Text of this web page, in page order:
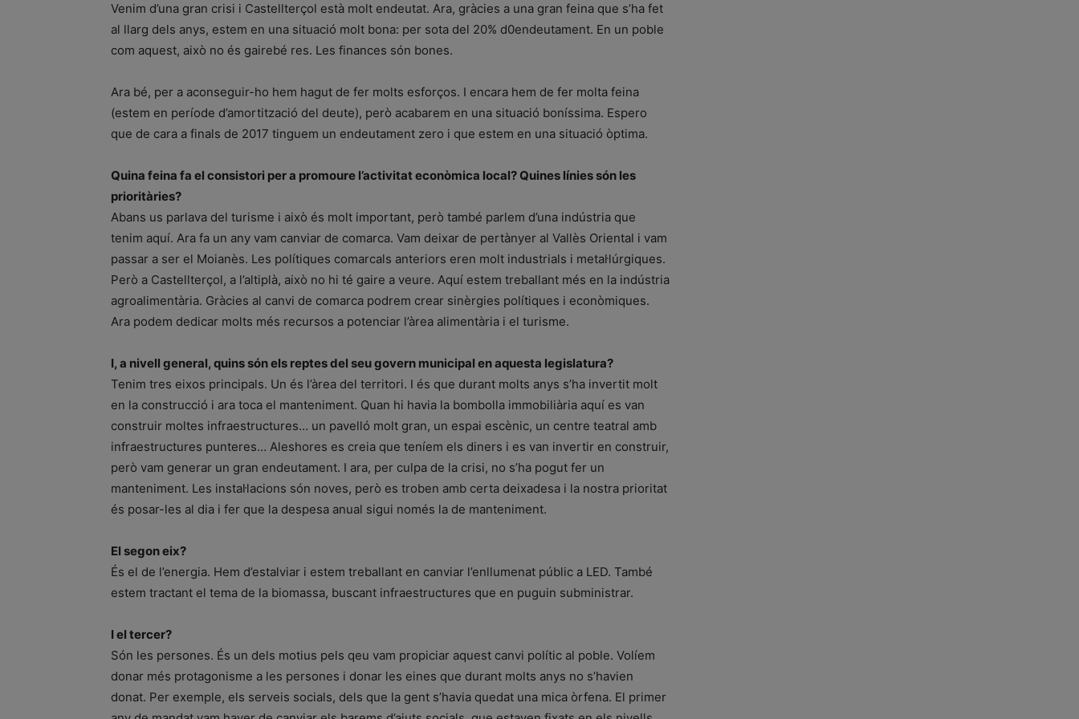
Venim d’una gran crisi i Castellterçol està molt endeutat. Ara, gràcies a una gran feina que s’ha fet
al llarg dels anys, estem en una situació molt bona: per sota del 20% d0endeutament. En un poble
com aquest, això no és gairebé res. Les finances són bones.
Ara bé, per a aconseguir-ho hem hagut de fer molts esforços. I encara hem de fer molta feina
(estem en període d’amortització del deute), però acabarem en una situació boníssima. Espero
que de cara a finals de 2017 tinguem un endeutament zero i que estem en una situació òptima.
Quina feina fa el consistori per a promoure l’activitat econòmica local? Quines línies són les
prioritàries?
Abans us parlava del turisme i això és molt important, però també parlem d’una indústria que
tenim aquí. Ara fa un any vam canviar de comarca. Vam deixar de pertànyer al Vallès Oriental i vam
passar a ser el Moianès. Les polítiques comarcals anteriors eren molt industrials i metal·lúrgiques.
Però a Castellterçol, a l’altiplà, això no hi té gaire a veure. Aquí estem treballant més en la indústria
agroalimentària. Gràcies al canvi de comarca podrem crear sinèrgies polítiques i econòmiques.
Ara podem dedicar molts més recursos a potenciar l’àrea alimentària i el turisme.
I, a nivell general, quins són els reptes del seu govern municipal en aquesta legislatura?
Tenim tres eixos principals. Un és l’àrea del territori. I és que durant molts anys s’ha invertit molt
en la construcció i ara toca el manteniment. Quan hi havia la bombolla immobiliària aquí es van
construir moltes infraestructures… un pavelló molt gran, un espai escènic, un centre teatral amb
infraestructures punteres… Aleshores es creia que teníem els diners i es van invertir en construir,
però vam generar un gran endeutament. I ara, per culpa de la crisi, no s’ha pogut fer un
manteniment. Les instal·lacions són noves, però es troben amb certa deixadesa i la nostra prioritat
és posar-les al dia i fer que la despesa anual sigui només la de manteniment.
El segon eix?
És el de l’energia. Hem d’estalviar i estem treballant en canviar l’enllumenat públic a LED. També
estem tractant el tema de la biomassa, buscant infraestructures que en puguin subministrar.
I el tercer?
Són les persones. És un dels motius pels qeu vam propiciar aquest canvi polític al poble. Volíem
donar més protagonisme a les persones i donar les eines que durant molts anys no s’havien
donat. Per exemple, els serveis socials, dels que la gent s’havia quedat una mica òrfena. El primer